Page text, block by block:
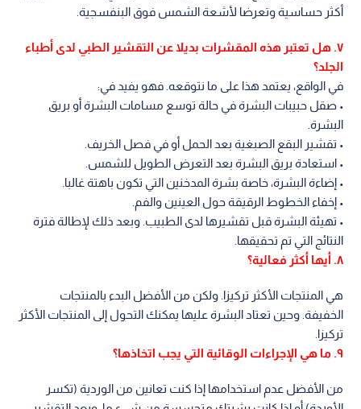
أكثر حساسية وتعرضا لأشعة الشمس فوق البنفسجية.
٧. هل تعتبر هذه المقشرات بديلا عن التقشير الطبي لدى أطباء
الجلد؟
في الواقع، يعتمد هذا على ما نتوقعه. فهو يفيد في:
• صقل حبيبات البشرة في حالة توسع مسامات البشرة أو بريق
البشرة.
• تقشير البقع الصبغية بعد الحمل أو في فصل الخريف.
• استعادة بريق البشرة بعد التعرض الطويل للشمس.
• إضاءة البشرة، خاصة بشرة المدخنين التي تكون باهتة غالبا.
• إخفاء الخطوط الرقيقة حول العينين والفم.
• تهيئة البشرة قبل تقشيرها لدى الطبيب. وبعد ذلك لإطالة فترة
النتائج التي تم تحقيقها.
٨. أيها أكثر فعالية؟
هي المنتجات الأكثر تركيزا. ولكن من الأفضل البدء بالمنتجات
الخفيفة. وحين تعتاد البشرة عليها يمكنك التحول إلى المنتجات الأكثر
تركيزا.
٩. ما هي الإجراءات الوقائية التي يجب اتخاذها؟
من الأفضل عدم استخدامها إذا كنت تعانين من الوردية (تكسر